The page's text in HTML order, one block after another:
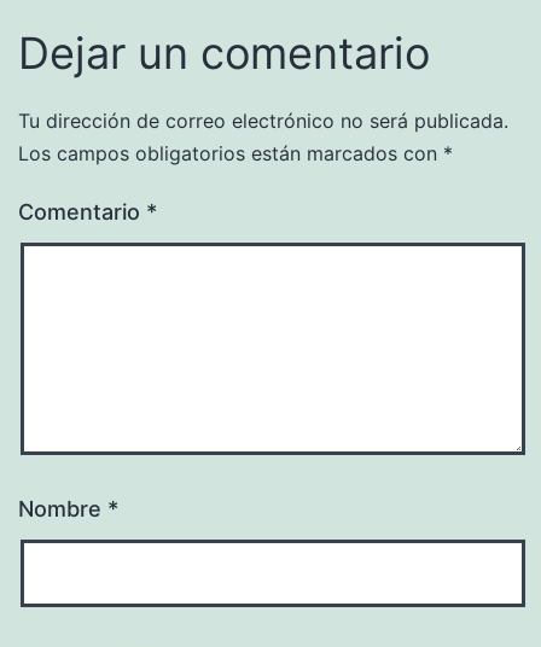
Dejar un comentario
Tu dirección de correo electrónico no será publicada.
Los campos obligatorios están marcados con *
Comentario *
Nombre *